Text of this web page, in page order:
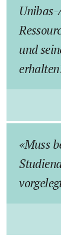
Unibas-
und
Muss